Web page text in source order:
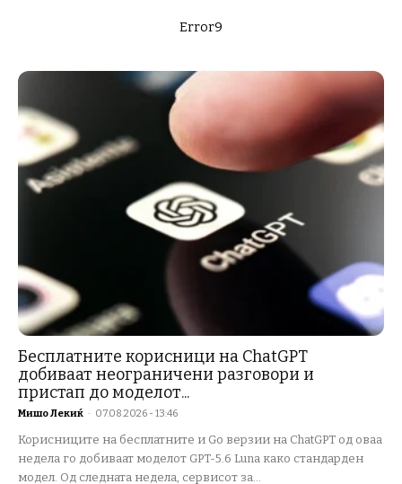
Error9
Бесплатните корисници на ChatGPT
добиваат неограничени разговори и
пристап до моделот...
Мишо Лекиќ - 07.08.2026 - 13:46
Корисниците на бесплатните и Go верзии на ChatGPT од оваа
недела го добиваат моделот GPT-5.6 Luna како стандарден
модел. Од следната недела, сервисот за...